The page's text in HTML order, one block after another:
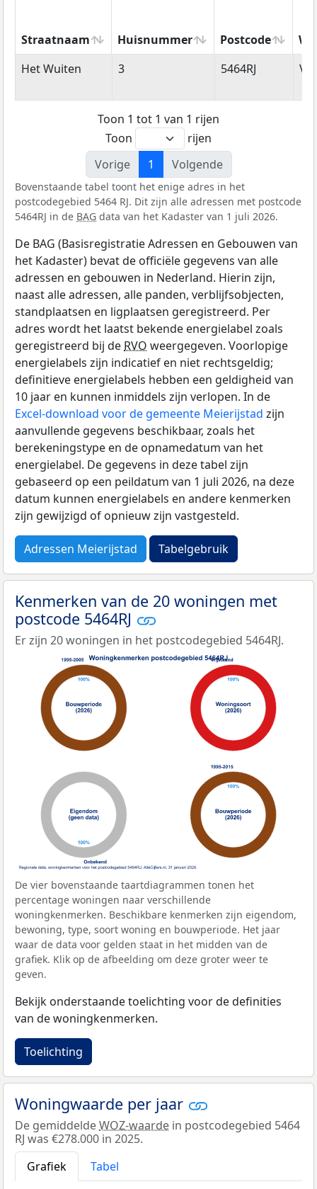
Straatnaam Huisnummer Postcode
Straatnaam
Huisnummer Postcode
Het Wuiten 3 5464RJ
Toon 1 tot 1 van 1 rijen
Toon
rijen
Vorige
1 Volgende
Bovenstaande tabel toont het enige adres in het
postcodegebied 5464 RJ. Dit zijn alle adressen met postcode
5464RJ in de BAG data van het Kadaster van 1 juli 2026.
De BAG (Basisregistratie Adressen en Gebouwen van
het Kadaster) bevat de officiële gegevens van alle
adressen en gebouwen in Nederland. Hierin zijn,
naast alle adressen, alle panden, verblijfsobjecten,
standplaatsen en ligplaatsen geregistreerd. Per
adres wordt het laatst bekende energielabel zoals
geregistreerd bij de RVO weergegeven. Voorlopige
energielabels zijn indicatief en niet rechtsgeldig;
definitieve energielabels hebben een geldigheid van
10 jaar en kunnen inmiddels zijn verlopen. In de
Excel-download voor de gemeente Meierijstad zijn
aanvullende gegevens beschikbaar, zoals het
berekeningstype en de opnamedatum van het
energielabel. De gegevens in deze tabel zijn
gebaseerd op een peildatum van 1 juli 2026, na deze
datum kunnen energielabels en andere kenmerken
zijn gewijzigd of opnieuw zijn vastgesteld.
Adressen Meierijstad Tabelgebruik
Kenmerken van de 20 woningen met
postcode 5464RJ
Er zijn 20 woningen in het postcodegebied 5464RJ.
De vier bovenstaande taartdiagrammen tonen het
percentage woningen naar verschillende
woningkenmerken. Beschikbare kenmerken zijn eigendom,
bewoning, type, soort woning en bouwperiode. Het jaar
waar de data voor gelden staat in het midden van de
grafiek. Klik op de afbeelding om deze groter weer te
geven.
Bekijk onderstaande toelichting voor de definities
van de woningkenmerken.
Toelichting
Woningwaarde per jaar
De gemiddeldeWOZ-waarde in postcodegebied 5464
RJ was €278.000 in 2025.
Grafiek
Tabel